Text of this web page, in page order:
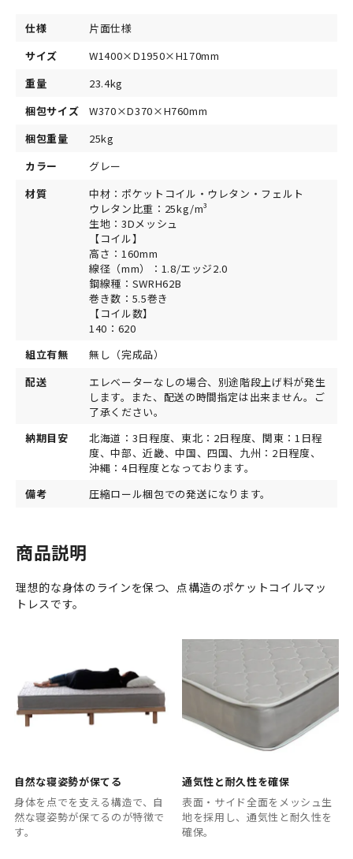
仕様
片面仕様
サイズ
W1400×D1950×H170mm
重量
23.4kg
梱包サイズ
W370×D370×H760mm
梱包重量
25kg
カラー
グレー
材質
中材：ポケットコイル・ウレタン・フェルト
ウレタン比重：25kg/m³
生地：3Dメッシュ
【コイル】
高さ：160mm
線径（mm）：1.8/エッジ2.0
鋼線種：SWRH62B
巻き数：5.5巻き
【コイル数】
140：620
組立有無
無し（完成品）
配送
エレベーターなしの場合、別途階段上げ料が発生
します。また、配送の時間指定は出来ません。ご
了承ください。
納期目安
北海道：3日程度、東北：2日程度、関東：1日程
度、中部、近畿、中国、四国、九州：2日程度、
沖縄：4日程度となっております。
備考
圧縮ロール梱包での発送になります。
商品説明
理想的な身体のラインを保つ、点構造のポケットコイルマッ
トレスです。
自然な寝姿勢が保てる
身体を点でを支える構造で、自
然な寝姿勢が保てるのが特徴で
す。
通気性と耐久性を確保
表面・サイド全面をメッシュ生
地を採用し、通気性と耐久性を
確保。